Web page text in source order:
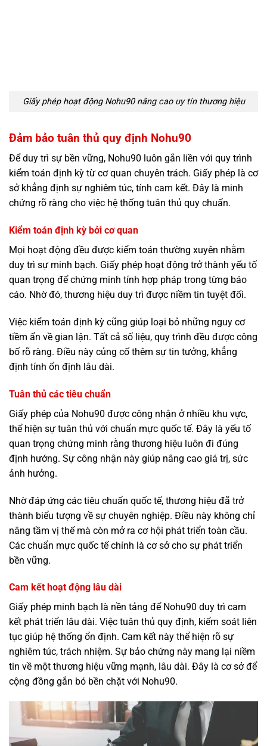
Giấy phép hoạt động Nohu90 nâng cao uy tín thương hiệu
Đảm bảo tuân thủ quy định Nohu90
Để duy trì sự bền vững, Nohu90 luôn gắn liền với quy trình
kiểm toán định kỳ từ cơ quan chuyên trách. Giấy phép là cơ
sở khẳng định sự nghiêm túc, tính cam kết. Đây là minh
chứng rõ ràng cho việc hệ thống tuân thủ quy chuẩn.
Kiểm toán định kỳ bởi cơ quan
Mọi hoạt động đều được kiểm toán thường xuyên nhằm
duy trì sự minh bạch. Giấy phép hoạt động trở thành yếu tố
quan trọng để chứng minh tính hợp pháp trong từng báo
cáo. Nhờ đó, thương hiệu duy trì được niềm tin tuyệt đối.
Việc kiểm toán định kỳ cũng giúp loại bỏ những nguy cơ
tiềm ẩn về gian lận. Tất cả số liệu, quy trình đều được công
bố rõ ràng. Điều này củng cố thêm sự tin tưởng, khẳng
định tính ổn định lâu dài.
Tuân thủ các tiêu chuẩn
Giấy phép của Nohu90 được công nhận ở nhiều khu vực,
thể hiện sự tuân thủ với chuẩn mực quốc tế. Đây là yếu tố
quan trọng chứng minh rằng thương hiệu luôn đi đúng
định hướng. Sự công nhận này giúp nâng cao giá trị, sức
ảnh hưởng.
Nhờ đáp ứng các tiêu chuẩn quốc tế, thương hiệu đã trở
thành biểu tượng về sự chuyên nghiệp. Điều này không chỉ
nâng tầm vị thế mà còn mở ra cơ hội phát triển toàn cầu.
Các chuẩn mực quốc tế chính là cơ sở cho sự phát triển
bền vững.
Cam kết hoạt động lâu dài
Giấy phép minh bạch là nền tảng để Nohu90 duy trì cam
kết phát triển lâu dài. Việc tuân thủ quy định, kiểm soát liên
tục giúp hệ thống ổn định. Cam kết này thể hiện rõ sự
nghiêm túc, trách nhiệm. Sự bảo chứng này mang lại niềm
tin về một thương hiệu vững mạnh, lâu dài. Đây là cơ sở để
cộng đồng gắn bó bền chặt với Nohu90.